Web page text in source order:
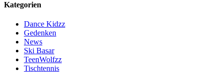
Kategorien
Dance Kidzz
Gedenken
News
Ski Basar
TeenWolfzz
Tischtennis